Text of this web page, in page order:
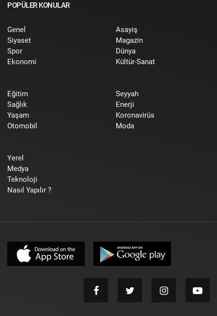
POPÜLER KONULAR
Genel
Siyaset
Spor
Ekonomi
Asayiş
Magazin
Dünya
Kültür-Sanat
Eğitim
Sağlık
Yaşam
Otomobil
Seyyah
Enerji
Koronavirüs
Moda
Yerel
Medya
Teknoloji
Nasıl Yapılır ?